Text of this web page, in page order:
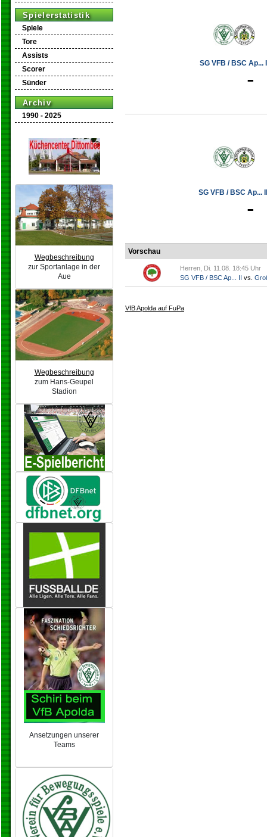
Spielerstatistik
Spiele
Tore
Assists
Scorer
Sünder
Archiv
1990 - 2025
Wegbeschreibung
zur Sportanlage in der
Aue
Wegbeschreibung
zum Hans-Geupel
Stadion
Ansetzungen unserer
Teams
SG VFB / BSC Ap...
-
SG VFB / BSC Ap...
-
Vorschau
Herren, Di. 11.08. 18:45 Uhr
SG VFB / BSC Ap... II vs.
VfB Apolda auf FuPa